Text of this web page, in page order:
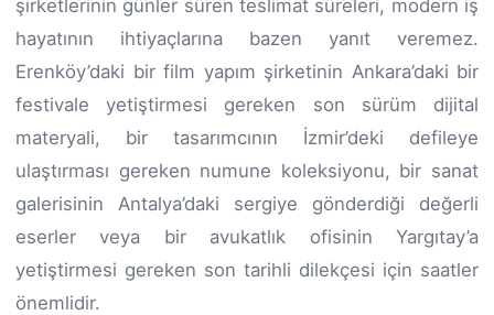
şirketlerinin günler süren teslimat süreleri, modern iş
hayatının ihtiyaçlarına bazen yanıt veremez.
Erenköy’daki bir film yapım şirketinin Ankara’daki bir
festivale yetiştirmesi gereken son sürüm dijital
materyali, bir tasarımcının İzmir’deki defileye
ulaştırması gereken numune koleksiyonu, bir sanat
galerisinin Antalya’daki sergiye gönderdiği değerli
eserler veya bir avukatlık ofisinin Yargıtay’a
yetiştirmesi gereken son tarihli dilekçesi için saatler
önemlidir.